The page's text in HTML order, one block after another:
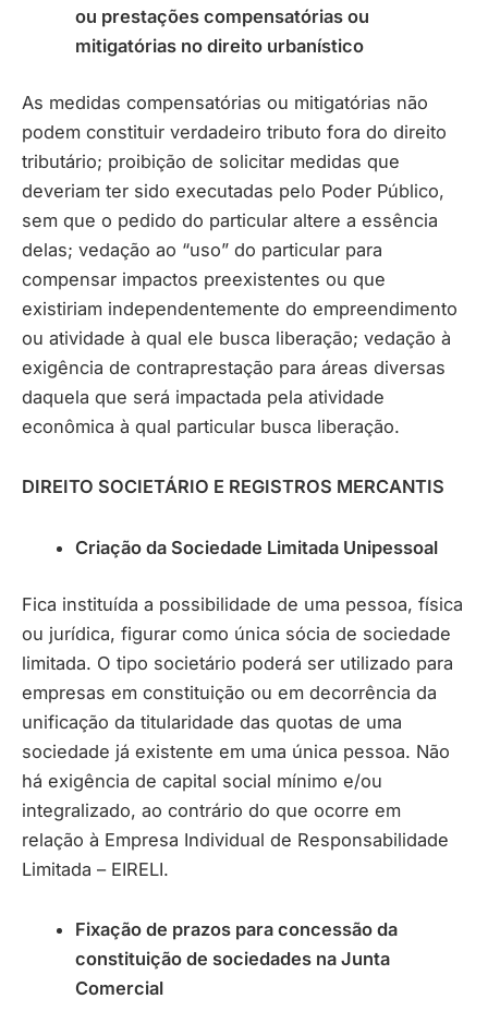
ou prestações compensatórias ou
mitigatórias no direito urbanístico
As medidas compensatórias ou mitigatórias não
podem constituir verdadeiro tributo fora do direito
tributário; proibição de solicitar medidas que
deveriam ter sido executadas pelo Poder Público,
sem que o pedido do particular altere a essência
delas; vedação ao “uso” do particular para
compensar impactos preexistentes ou que
existiriam independentemente do empreendimento
ou atividade à qual ele busca liberação; vedação à
exigência de contraprestação para áreas diversas
daquela que será impactada pela atividade
econômica à qual particular busca liberação.
DIREITO SOCIETÁRIO E REGISTROS MERCANTIS
Criação da Sociedade Limitada Unipessoal
Fica instituída a possibilidade de uma pessoa, física
ou jurídica, figurar como única sócia de sociedade
limitada. O tipo societário poderá ser utilizado para
empresas em constituição ou em decorrência da
unificação da titularidade das quotas de uma
sociedade já existente em uma única pessoa. Não
há exigência de capital social mínimo e/ou
integralizado, ao contrário do que ocorre em
relação à Empresa Individual de Responsabilidade
Limitada – EIRELI.
Fixação de prazos para concessão da
constituição de sociedades na Junta
Comercial